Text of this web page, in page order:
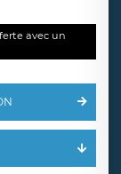
avec un